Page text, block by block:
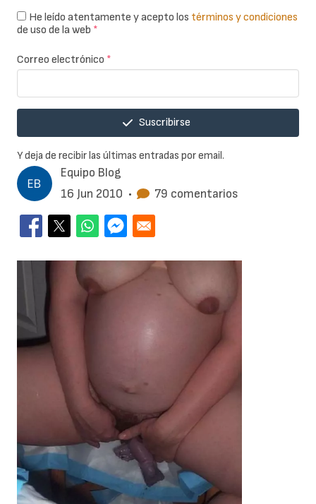
Equipo Blog
16 Jun 2010 • 79 comentarios
He leído atentamente y acepto los términos y condiciones
de uso de la web *
Correo electrónico *
Suscribirse
Y deja de recibir las últimas entradas por email.